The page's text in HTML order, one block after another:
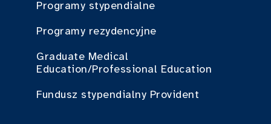
Programy stypendialne
Programy rezydencyjne
Graduate Medical
Education/Professional Education
Fundusz stypendialny Provident